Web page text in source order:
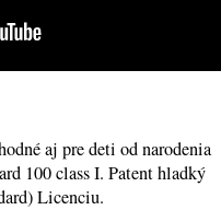
aj pre deti od narodenia
100 class I. Patent hladký
Licenciu.